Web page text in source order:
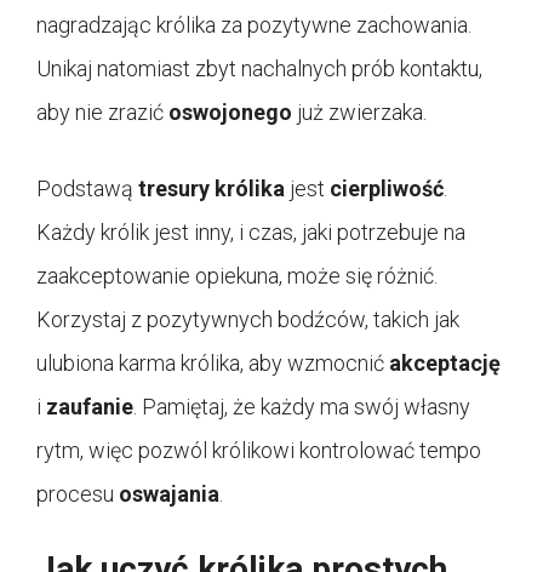
nagradzając królika za pozytywne zachowania.
Unikaj natomiast zbyt nachalnych prób kontaktu,
aby nie zrazić oswojonego już zwierzaka.
Podstawą tresury królika jest cierpliwość
Każdy królik jest inny, i czas, jaki potrzebuje na
zaakceptowanie opiekuna, może się różnić.
Korzystaj z pozytywnych bodźców, takich jak
ulubiona karma królika, aby wzmocnić akceptację
i zaufanie . Pamiętaj, że każdy ma swój własny
rytm, więc pozwól królikowi kontrolować tempo
procesu oswajania